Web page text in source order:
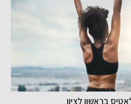
בראשון לציון